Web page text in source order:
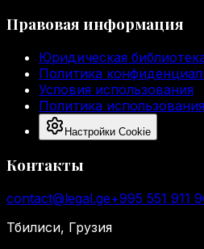
Правовая информация
Юридическая
Политика
Условия использования
Политика
Настройки Cookie
Контакты
contact@legal.ge+995 551 911
Тбилиси, Грузия